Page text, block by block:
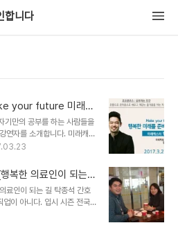
합니다
your future 미래캐
기만의 공부를 하는 사람들을
연자를 소개합니다. 미래캐스
관해 강의를 하고, 칼럼을 쓰
리는 시대에 우리는 어떤 준
낯선 두려움이 아닌 새로운
는 특별한 이야기를 나눠줄
장님이 토크쇼도 진행하실
2-3학생들에게 넓은 세상
복한 의료인이 되는길
인이 되는 길 탁종석 간호
이 아니다. 입시 시즌 전국
늘고 있다는 뉴스도 새롭지